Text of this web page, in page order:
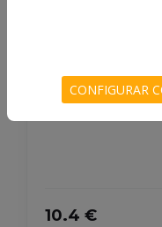
10.4 €
CONFIGURAR